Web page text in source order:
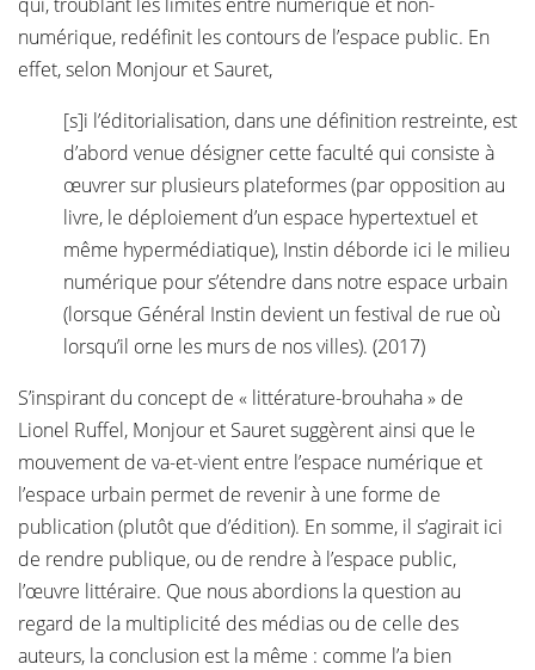
numérique, redéfinit les contours de l’espace public. En
effet, selon Monjour et Sauret,
[s]i l’éditorialisation, dans une définition restreinte, est
d’abord venue désigner cette faculté qui consiste à
œuvrer sur plusieurs plateformes (par opposition au
livre, le déploiement d’un espace hypertextuel et
même hypermédiatique), Instin déborde ici le milieu
numérique pour s’étendre dans notre espace urbain
(lorsque Général Instin devient un festival de rue où
lorsqu’il orne les murs de nos villes). (2017)
S’inspirant du concept de « littérature-brouhaha » de
Lionel Ruffel, Monjour et Sauret suggèrent ainsi que le
mouvement de va-et-vient entre l’espace numérique et
l’espace urbain permet de revenir à une forme de
publication (plutôt que d’édition). En somme, il s’agirait ici
de rendre publique, ou de rendre à l’espace public,
l’œuvre littéraire. Que nous abordions la question au
regard de la multiplicité des médias ou de celle des
auteurs, la conclusion est la même : comme l’a bien